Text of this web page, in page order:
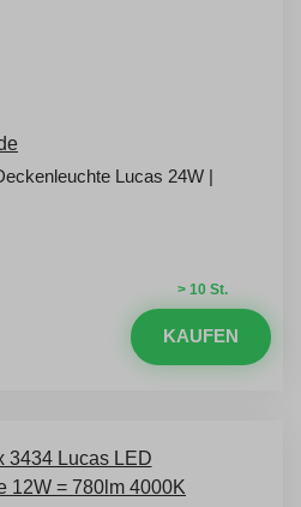
Lucas 24W |
> 10 St.
KAUFEN